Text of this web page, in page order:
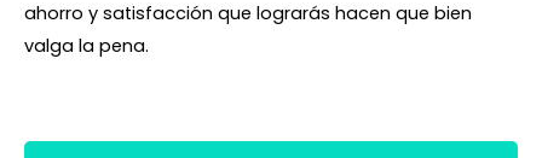
ahorro y satisfacción que lograrás hacen que bien
valga la pena.